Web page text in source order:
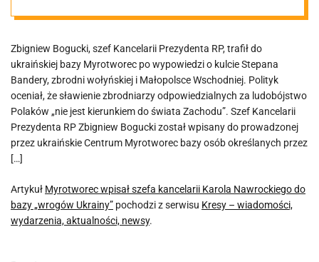
Nawrockiego do
bazy „wrogów
Ukrainy”
Zbigniew Bogucki, szef Kancelarii Prezydenta RP, trafił do
ukraińskiej bazy Myrotworec po wypowiedzi o kulcie Stepana
Bandery, zbrodni wołyńskiej i Małopolsce Wschodniej. Polityk
oceniał, że sławienie zbrodniarzy odpowiedzialnych za ludobójstwo
Polaków „nie jest kierunkiem do świata Zachodu”. Szef Kancelarii
Prezydenta RP Zbigniew Bogucki został wpisany do prowadzonej
przez ukraińskie Centrum Myrotworec bazy osób określanych przez
[…]
Artykuł Myrotworec wpisał szefa kancelarii Karola Nawrockiego do
bazy „wrogów Ukrainy” pochodzi z serwisu Kresy – wiadomości,
wydarzenia, aktualności, newsy.